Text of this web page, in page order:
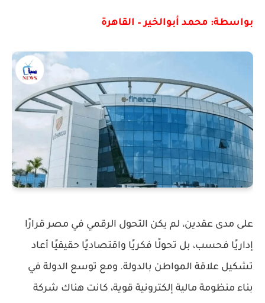
بواسطة: محمد أبوالخير – القاهرة
على مدى عقدين، لم يكن التحول الرقمي في مصر قرارًا
إداريًا فحسب، بل تحولًا فكريًا واقتصاديًا حقيقيًا أعاد
تشكيل علاقة المواطن بالدولة. ومع توسع الدولة في
بناء منظومة مالية إلكترونية قوية، كانت هناك شركة